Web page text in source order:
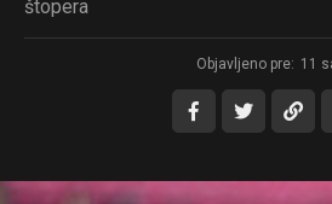
štopera
Objavljeno pre: 11